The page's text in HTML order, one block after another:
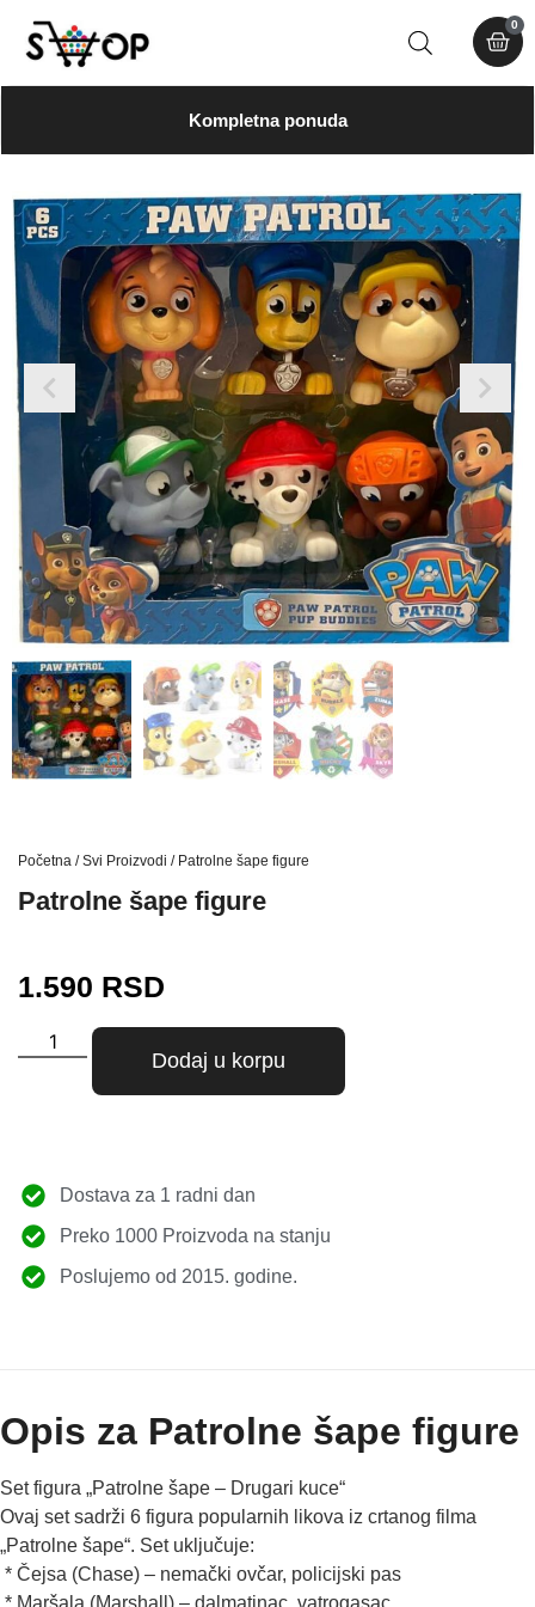
0
Kompletna ponuda
Početna /Svi Proizvodi / Patrolne šape figure
Patrolne šape figure
1.590 RSD
Dodaj u korpu
Dostava za 1 radni dan
Preko 1000 Proizvoda na stanju
Poslujemo od 2015. godine.
Opis za Patrolne šape figure
Set figura „Patrolne šape – Drugari kuce“
Ovaj set sadrži 6 figura popularnih likova iz crtanog filma
„Patrolne šape“. Set uključuje:
* Čejsa (Chase) – nemački ovčar, policijski pas
* Maršala (Marshall) – dalmatinac, vatrogasac